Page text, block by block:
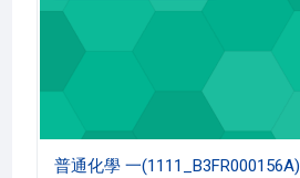
普通化學 一(1111_B3FR000156A)